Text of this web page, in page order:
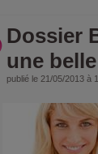
Dossier
une
publié le 21/05/2013 à